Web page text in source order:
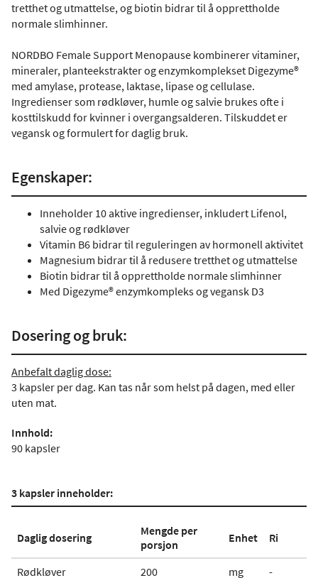
tretthet og utmattelse, og biotin bidrar til å opprettholde
normale slimhinner.
NORDBO Female Support Menopause kombinerer vitaminer,
mineraler, planteekstrakter og enzymkomplekset Digezyme®
med amylase, protease, laktase, lipase og cellulase.
Ingredienser som rødkløver, humle og salvie brukes ofte i
kosttilskudd for kvinner i overgangsalderen. Tilskuddet er
vegansk og formulert for daglig bruk.
Egenskaper:
Inneholder 10 aktive ingredienser, inkludert Lifenol,
salvie og rødkløver
Vitamin B6 bidrar til reguleringen av hormonell aktivitet
Magnesium bidrar til å redusere tretthet og utmattelse
Biotin bidrar til å opprettholde normale slimhinner
Med Digezyme® enzymkompleks og vegansk D3
Dosering og bruk:
Anbefalt daglig dose:
3 kapsler per dag. Kan tas når som helst på dagen, med eller
uten mat.
Innhold:
90 kapsler
3 kapsler inneholder:
Daglig dosering
Mengde per
porsjon
Enhet Ri
Rødkløver 200 mg -